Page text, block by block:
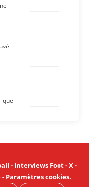
- Interviews Foot-X-
- Paramètres cookies.